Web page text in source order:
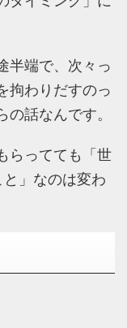
半端で、次々っ
拘わりだすのっ
話なんです。
らってても「世
」なのは変わ